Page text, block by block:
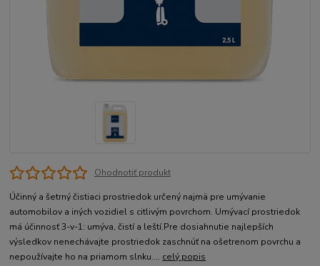
Ohodnotiť produkt
Účinný a šetrný čistiaci prostriedok určený najmä pre umývanie
automobilov a iných vozidiel s citlivým povrchom. Umývací prostriedok
má účinnosť 3-v-1: umýva, čistí a leští.Pre dosiahnutie najlepších
výsledkov nenechávajte prostriedok zaschnúť na ošetrenom povrchu a
nepoužívajte ho na priamom slnku.... celý popis